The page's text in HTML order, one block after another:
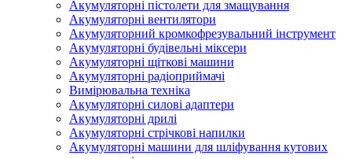
Акумуляторні пістолети для змащування
Акумуляторні вентилятори
Акумуляторний кромкофрезувальний інструмент
Акумуляторні будівельні міксери
Акумуляторні щіткові машини
Акумуляторні радіоприймачі
Вимірювальна техніка
Акумуляторні силові адаптери
Акумуляторні дрилі
Акумуляторні стрічкові напилки
Акумуляторні машини для шліфування кутових